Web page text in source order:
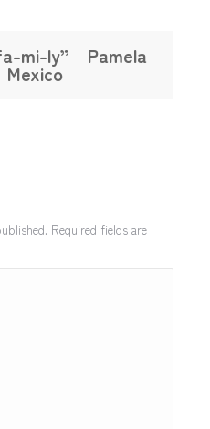
mi-ly” Pamela
Required fields are